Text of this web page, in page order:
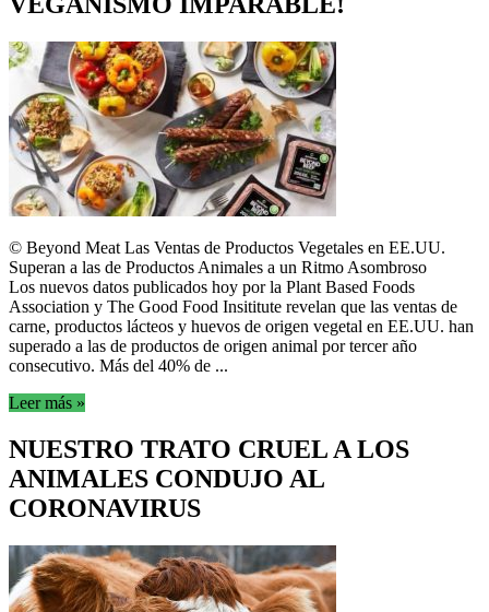
© Beyond Meat Las Ventas de Productos Vegetales en EE.UU.
Superan a las de Productos Animales a un Ritmo Asombroso
Los nuevos datos publicados hoy por la Plant Based Foods
Association y The Good Food Insititute revelan que las ventas de
carne, productos lácteos y huevos de origen vegetal en EE.UU. han
superado a las de productos de origen animal por tercer año
consecutivo. Más del 40% de ...
Leer más »
NUESTRO TRATO CRUEL A LOS
ANIMALES CONDUJO AL
CORONAVIRUS